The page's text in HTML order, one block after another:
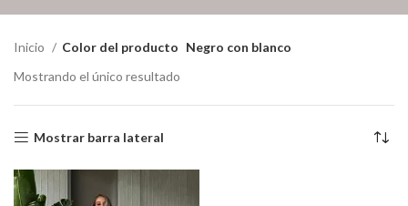
Inicio Color del producto Negro con blanco
Mostrando el único resultado
Mostrar barra lateral